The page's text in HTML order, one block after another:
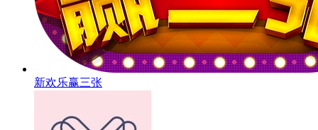
新欢乐赢三张